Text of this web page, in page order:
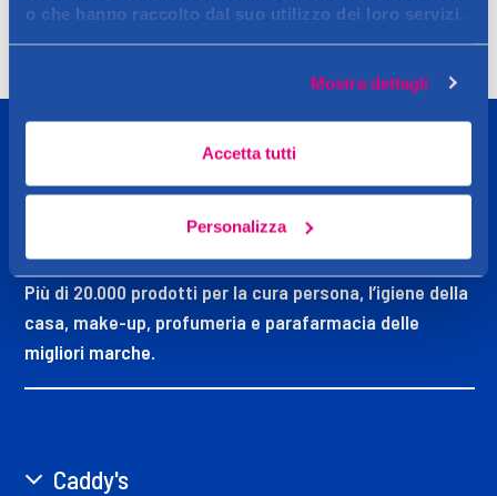
o che hanno raccolto dal suo utilizzo dei loro servizi.
Mostra dettagli
Accetta tutti
Personalizza
CADDY'S
Più di 20.000 prodotti per la cura persona, l’igiene della
casa, make-up, profumeria e parafarmacia delle
migliori marche.
Caddy's